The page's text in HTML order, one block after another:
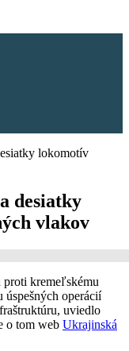
lokomotív
desiatky
vlakov
proti kremeľskému
operácií
uviedlo
o tom web Ukrajinská